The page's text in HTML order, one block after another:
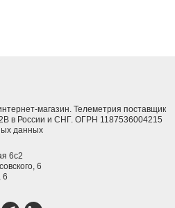
магазин. Телеметрия поставщик
в России и СНГ. ОГРН 1187536004215
данных
6с2
6
6